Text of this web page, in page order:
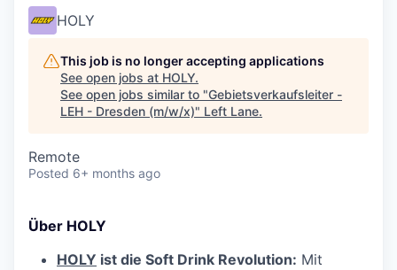
HOLY
This job is no longer accepting applications
See open jobs at HOLY.
See open jobs similar to "Gebietsverkaufsleiter -
LEH - Dresden (m/w/x)" Left Lane.
Remote
Posted 6+ months ago
Über HOLY
HOLY ist die Soft Drink Revolution: Mit